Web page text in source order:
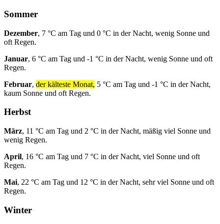
Sommer
Dezember, 7 °C am Tag und 0 °C in der Nacht, wenig Sonne und
oft Regen.
Januar, 6 °C am Tag und -1 °C in der Nacht, wenig Sonne und oft
Regen.
Februar, der kälteste Monat, 5 °C am Tag und -1 °C in der Nacht,
kaum Sonne und oft Regen.
Herbst
März, 11 °C am Tag und 2 °C in der Nacht, mäßig viel Sonne und
wenig Regen.
April, 16 °C am Tag und 7 °C in der Nacht, viel Sonne und oft
Regen.
Mai, 22 °C am Tag und 12 °C in der Nacht, sehr viel Sonne und oft
Regen.
Winter